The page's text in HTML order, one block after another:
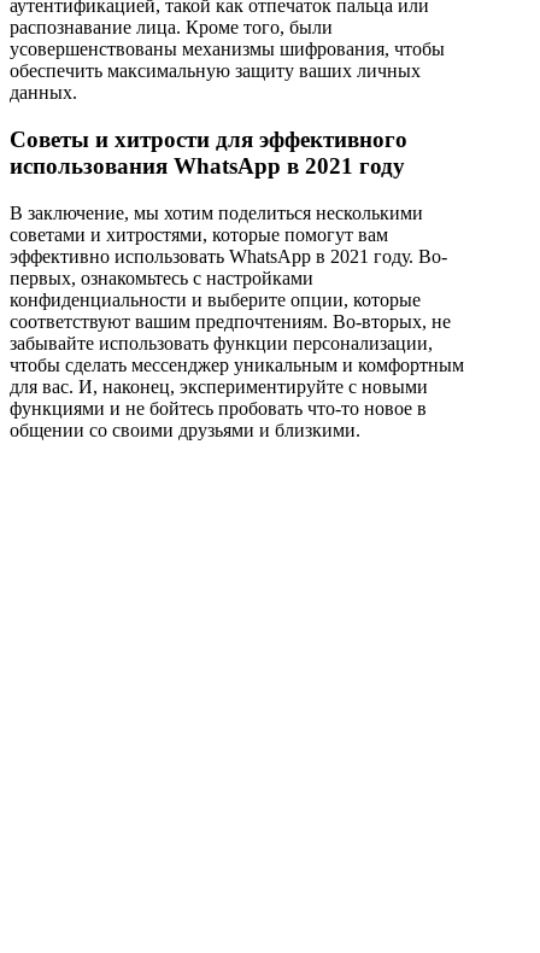
аутентификацией, такой как отпечаток пальца или
распознавание лица. Кроме того, были
усовершенствованы механизмы шифрования, чтобы
обеспечить максимальную защиту ваших личных
данных.
Советы и хитрости для эффективного
использования WhatsApp в 2021 году
В заключение, мы хотим поделиться несколькими
советами и хитростями, которые помогут вам
эффективно использовать WhatsApp в 2021 году. Во-
первых, ознакомьтесь с настройками
конфиденциальности и выберите опции, которые
соответствуют вашим предпочтениям. Во-вторых, не
забывайте использовать функции персонализации,
чтобы сделать мессенджер уникальным и комфортным
для вас. И, наконец, экспериментируйте с новыми
функциями и не бойтесь пробовать что-то новое в
общении со своими друзьями и близкими.